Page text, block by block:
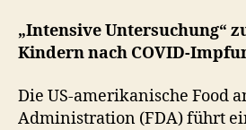
„Intensive Untersuchung“
Kindern nach COVID-
Die US-amerikanische Food
Administration (FDA) führt